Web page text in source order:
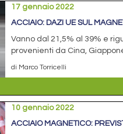
17 gennaio 2022
ACCIAIO: DAZI UE SUL
Vanno dal 21,5% al 39% e
provenienti da Cina,
di Marco Torricelli
10 gennaio 2022
ACCIAIO MAGNETICO: